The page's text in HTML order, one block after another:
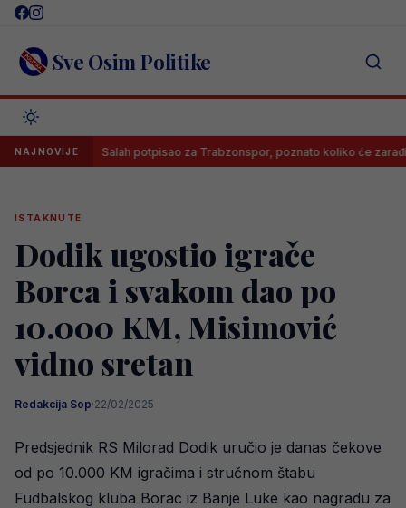
Skip
content Sve Osim Politike
NAJNOVIJESalah potpisao za Trabzonspor, poznato koliko će zarađivati
ISTAKNUTE
Dodik ugostio igrače
Borca i svakom dao po
10.000 KM, Misimović
vidno sretan
Redakcija Sop·22/02/2025
Predsjednik RS Milorad Dodik uručio je danas čekove
od po 10.000 KM igračima i stručnom štabu
Fudbalskog kluba Borac iz Banje Luke kao nagradu za